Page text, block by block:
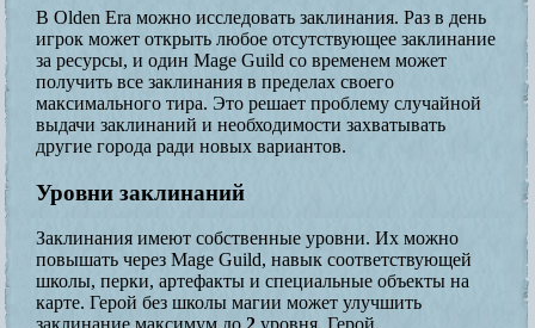
В Olden Era можно исследовать заклинания. Раз в день
игрок может открыть любое отсутствующее заклинание
за ресурсы, и один Mage Guild со временем может
получить все заклинания в пределах своего
максимального тира. Это решает проблему случайной
выдачи заклинаний и необходимости захватывать
другие города ради новых вариантов.
Уровни заклинаний
Заклинания имеют собственные уровни. Их можно
повышать через Mage Guild, навык соответствующей
школы, перки, артефакты и специальные объекты на
карте. Герой без школы магии может улучшить